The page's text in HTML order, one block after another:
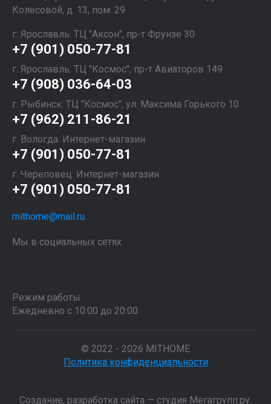
Колесовой, д. 13, пом. 29
г. Ярославль: ТЦ "Аксон", пр-т Фрунзе 30
+7 (901) 050-77-81
г. Ярославль: ТЦ "Космос", пр-т Авиаторов 149
+7 (908) 036-64-03
г. Рыбинск: ТЦ "Космос", ул. Максима Горького 10
+7 (962) 211-86-21
г. Вологда: Интернет-магазин
+7 (901) 050-77-81
г. Череповец: Интернет-магазин
+7 (901) 050-77-81
mithome@mail.ru
Мы в социальных сетях
Режим работы
Ежедневно с 10:00 до 20:00
© 2022 - 2026 MITHOME
Политика конфиденциальности
Создание, разработка сайта — студия Мегагрупп.ру.